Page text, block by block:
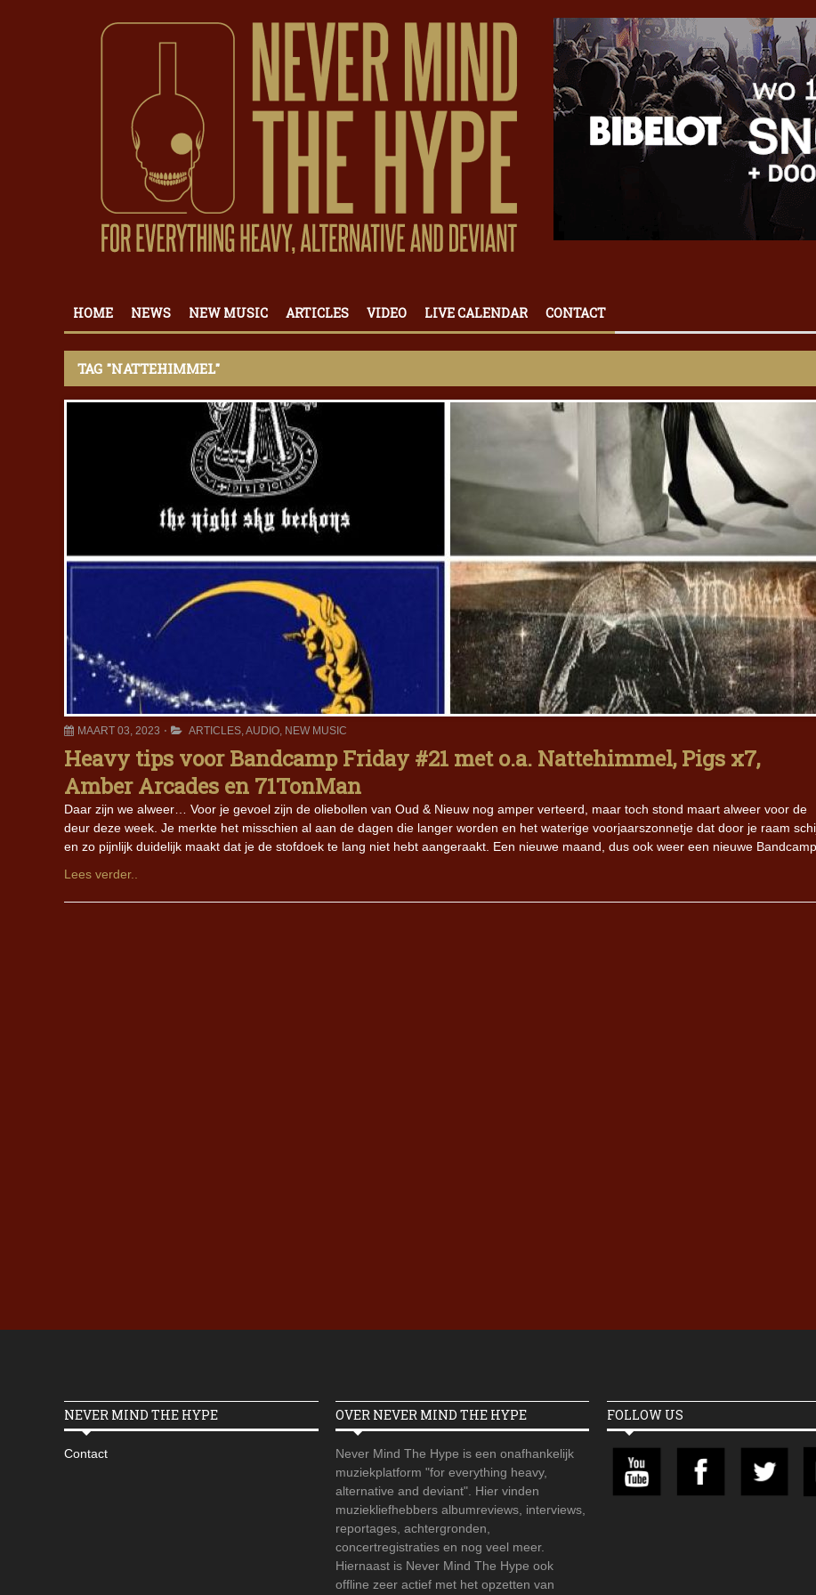
HOME NEWS NEW MUSIC ARTICLES VIDEO LIVE CALENDAR CONTACT
TAG "NATTEHIMMEL"
MAART 03, 2023 ARTICLES,AUDIO, NEW MUSIC
Heavy tips voor Bandcamp Friday #21 met o.a. Nattehimmel, Pigs x7,
Amber Arcades en 71TonMan
Daar zijn we alweer… Voor je gevoel zijn de oliebollen van Oud & Nieuw nog amper verteerd, maar toch stond maart alweer voor de
deur deze week. Je merkte het misschien al aan de dagen die langer worden en het waterige voorjaarszonnetje dat door je raam
en zo pijnlijk duidelijk maakt dat je de stofdoek te lang niet hebt aangeraakt. Een nieuwe maand, dus ook weer een nieuwe Bandcamp
Lees verder..
NEVER MIND THE HYPE
Contact
OVER NEVER MIND THE HYPE
Never Mind The Hype is een onafhankelijk
muziekplatform "for everything heavy,
alternative and deviant". Hier vinden
muziekliefhebbers albumreviews, interviews,
reportages, achtergronden,
concertregistraties en nog veel meer.
Hiernaast is Never Mind The Hype ook
offline zeer actief met het opzetten van
FOLLOW US